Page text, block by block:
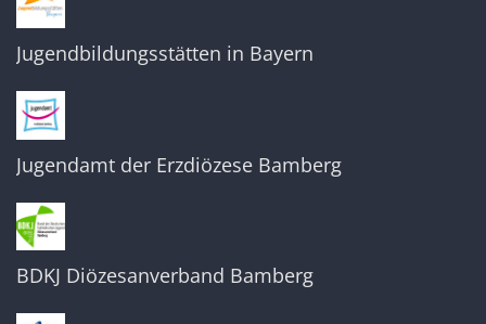
Jugendbildungsstätten in Bayern
Jugendamt der Erzdiözese Bamberg
BDKJ Diözesanverband Bamberg